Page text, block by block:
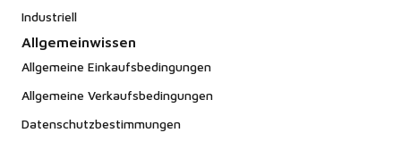
Industriell
Allgemeinwissen
Allgemeine Einkaufsbedingungen
Allgemeine Verkaufsbedingungen
Datenschutzbestimmungen